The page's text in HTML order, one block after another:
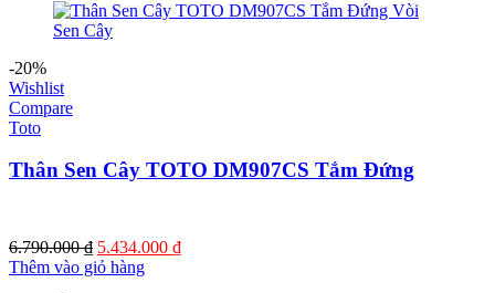
16.610.000 ₫.là:
-20%
Wishlist
Compare
Toto
Thân Sen Cây TOTO DM907CS Tắm Đứng
6.790.000₫ Giá
gốc
5.434.000 ₫Giá
Thêm vào giỏ hàng